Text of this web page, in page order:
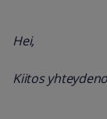
Hei,
Kiitos